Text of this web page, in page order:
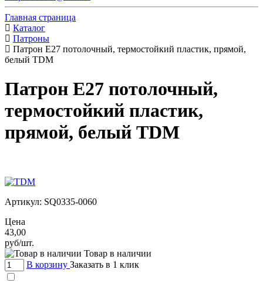
Главная страница
Каталог
Патроны
Патрон Е27 потолочный, термостойкий пластик, прямой,
белый TDM
Патрон Е27 потолочный,
термостойкий пластик,
прямой, белый TDM
Артикул: SQ0335-0060
Цена
43,00
руб/шт.
Товар в наличии
В корзину Заказать в 1 клик